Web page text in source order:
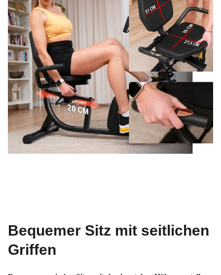
Bequemer Sitz mit seitlichen
Griffen